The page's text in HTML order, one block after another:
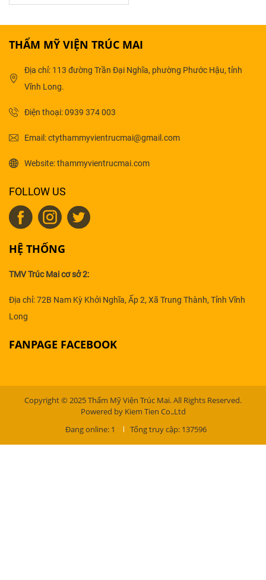
THẨM MỸ VIỆN TRÚC MAI
Địa chỉ: 113 đường Trần Đại Nghĩa, phường Phước Hậu, tỉnh
Vĩnh Long.
Điện thoại: 0939 374 003
Email: ctythammyvientrucmai@gmail.com
Website: thammyvientrucmai.com
FOLLOW US
HỆ THỐNG
TMV Trúc Mai cơ sở 2:
Địa chỉ: 72B Nam Kỳ Khởi Nghĩa, Ấp 2, Xã Trung Thành, Tỉnh Vĩnh
Long
FANPAGE FACEBOOK
Copyright © 2025 Thẩm Mỹ Viện Trúc Mai. All Rights Reserved.
Powered by Kiem Tien Co.,Ltd
Đang online: 1
Tổng truy cập: 137596